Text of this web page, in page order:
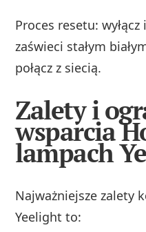
Proces resetu:
zaświeci stałym
połącz z siecią.
Zalety i
wsparcia
lampach
Najważniejsze zalety
Yeelight to: